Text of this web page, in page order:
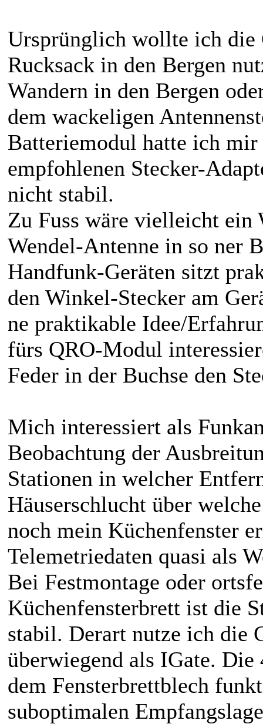
Ursprünglich wollte ich die
Rucksack in den Bergen
Wandern in den Bergen
dem wackeligen
Batteriemodul hatte ich mir
empfohlenen Stecker-
nicht stabil.
Zu Fuss wäre vielleicht ein
Wendel-Antenne in so ner
Handfunk-Geräten sitzt
den Winkel-Stecker am
ne praktikable Idee/
fürs QRO-Modul
Feder in der Buchse den
Mich interessiert als
Beobachtung der
Stationen in welcher
Häuserschlucht über
noch mein Küchenfenster
Telemetriedaten quasi als
Bei Festmontage oder
Küchenfensterbrett ist die
stabil. Derart nutze ich die
überwiegend als IGate.
dem Fensterbrettblech
suboptimalen